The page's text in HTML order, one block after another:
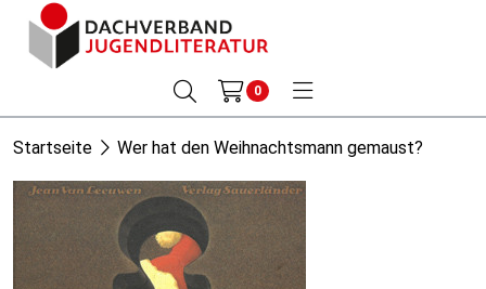
0
Startseite Wer hat den Weihnachtsmann gemaust?